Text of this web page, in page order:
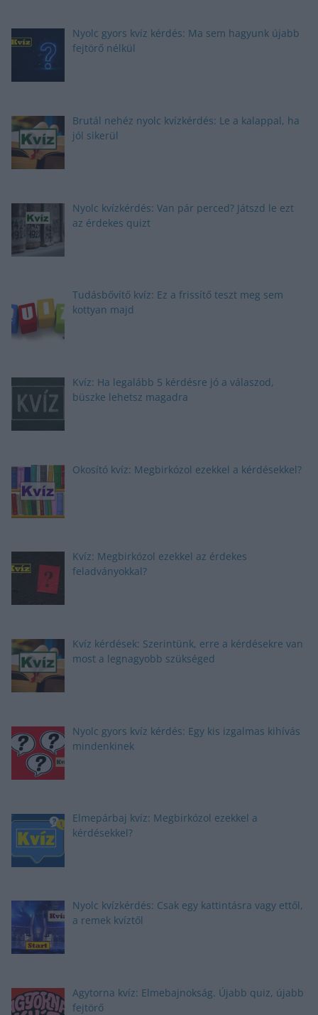
Nyolc gyors kvíz kérdés: Ma sem hagyunk újabb
fejtörő nélkül
Brutál nehéz nyolc kvízkérdés: Le a kalappal, ha
jól sikerül
Nyolc kvízkérdés: Van pár perced? Játszd le ezt
az érdekes quizt
Tudásbővítő kvíz: Ez a frissítő teszt meg sem
kottyan majd
Kvíz: Ha legalább 5 kérdésre jó a válaszod,
büszke lehetsz magadra
Okosító kvíz: Megbirkózol ezekkel a kérdésekkel?
Kvíz: Megbirkózol ezekkel az érdekes
feladványokkal?
Kvíz kérdések: Szerintünk, erre a kérdésekre van
most a legnagyobb szükséged
Nyolc gyors kvíz kérdés: Egy kis izgalmas kihívás
mindenkinek
Elmepárbaj kvíz: Megbirkózol ezekkel a
kérdésekkel?
Nyolc kvízkérdés: Csak egy kattintásra vagy ettől,
a remek kvíztől
Agytorna kvíz: Elmebajnokság. Újabb quiz, újabb
fejtörő